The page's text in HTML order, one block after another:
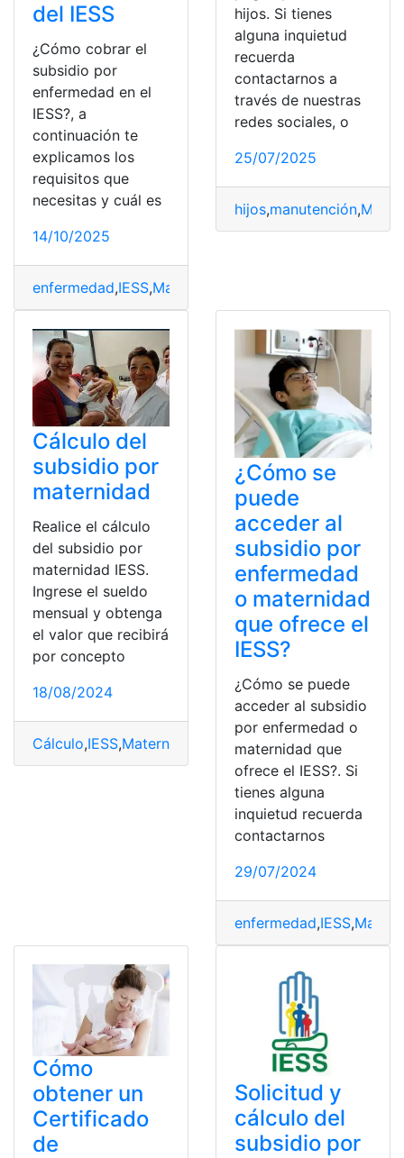
del IESS
¿Cómo cobrar el
subsidio por
enfermedad en el
IESS?, a
continuación te
explicamos los
requisitos que
necesitas y cuál es
14/10/2025
enfermedad,IESS,Maternidad
hijos. Si tienes
alguna inquietud
recuerda
contactarnos a
través de nuestras
redes sociales, o
25/07/2025
hijos,manutención,
Cálculo del
subsidio por
maternidad
Realice el cálculo
del subsidio por
maternidad IESS.
Ingrese el sueldo
mensual y obtenga
el valor que recibirá
por concepto
18/08/2024
Cálculo,IESS,Maternidad subsidio
¿Cómo se
puede
acceder al
subsidio por
enfermedad
o maternidad
que ofrece el
IESS?
¿Cómo se puede
acceder al subsidio
por enfermedad o
maternidad que
ofrece el IESS?. Si
tienes alguna
inquietud recuerda
contactarnos
29/07/2024
enfermedad,IESS,
Cómo
obtener un
Certificado
de
Solicitud y
cálculo del
subsidio por